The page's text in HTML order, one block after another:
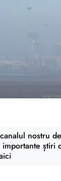
nostru
știri